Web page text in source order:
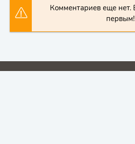
Комментариев еще нет.
первым!